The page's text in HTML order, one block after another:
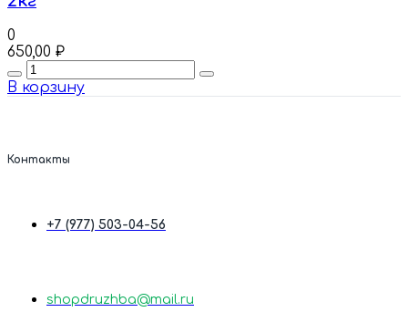
0
650,00 ₽
Quantity
В корзину
Контакты
+7 (977) 503-04-56
shopdruzhba@mail.ru